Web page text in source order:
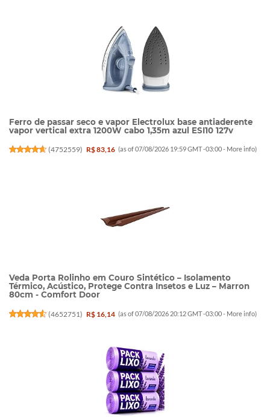
Ferro de passar seco e vapor Electrolux base antiaderente
vapor vertical extra 1200W cabo 1,35m azul ESI10 127v
(4752559) R$ 83,16 (as of 07/08/2026 19:59 GMT -03:00 - More info)
Veda Porta Rolinho em Couro Sintético – Isolamento
Térmico, Acústico, Protege Contra Insetos e Luz – Marron
80cm - Comfort Door
(4652751) R$ 16,14 (as of 07/08/2026 20:12 GMT -03:00 - More info)